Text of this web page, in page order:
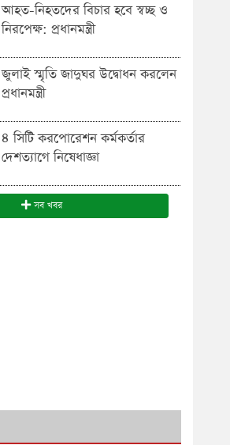
আহত-নিহতদের বিচার হবে স্বচ্ছ ও
নিরপেক্ষ: প্রধানমন্ত্রী
জুলাই স্মৃতি জাদুঘর উদ্বোধন করলেন
প্রধানমন্ত্রী
৪ সিটি করপোরেশন কর্মকর্তার
দেশত্যাগে নিষেধাজ্ঞা
সব খবর